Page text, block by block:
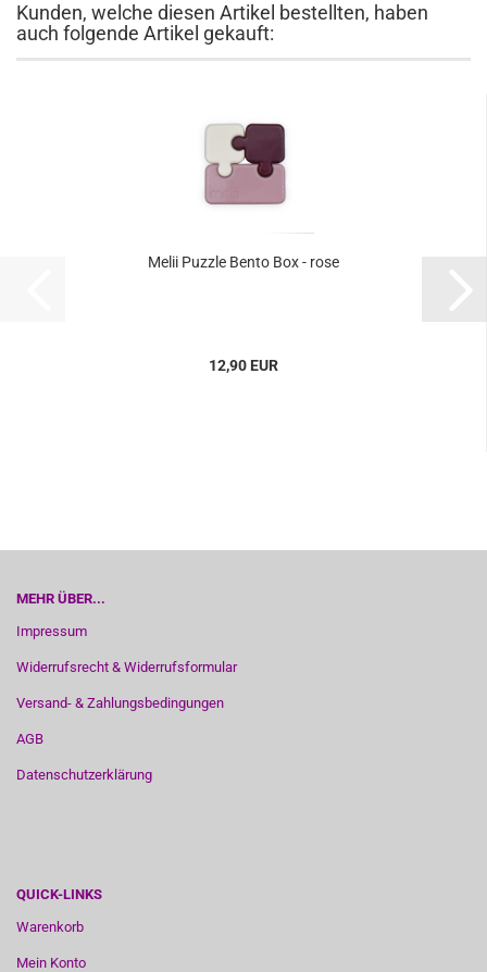
Kunden, welche diesen Artikel bestellten, haben
auch folgende Artikel gekauft:
Melii Puzzle Bento Box - rose
12,90 EUR
MEHR ÜBER...
Impressum
Widerrufsrecht & Widerrufsformular
Versand- & Zahlungsbedingungen
AGB
Datenschutzerklärung
QUICK-LINKS
Warenkorb
Mein Konto